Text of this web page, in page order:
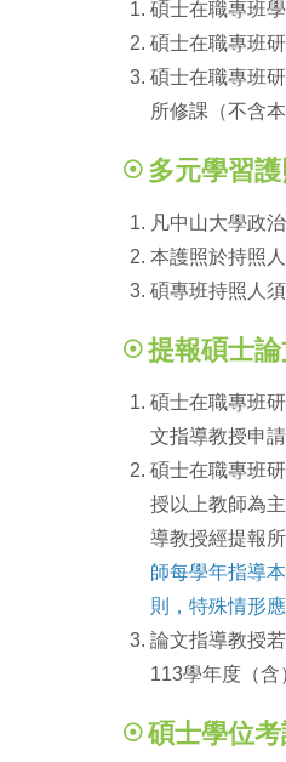
碩士在職專班
碩士在職專班
碩士在職專班
所修課（不含
多元學習護
凡中山大學政
本護照於持照
碩專班持照人
提報碩士論
碩士在職專班
文指導教授申
碩士在職專班
授以上教師為
導教授經提報
師每學年指導
則，特殊情形
論文指導教授
113學年度（含
碩士學位